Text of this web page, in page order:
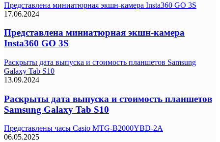
Представлена миниатюрная экшн-камера Insta360 GO 3S
17.06.2024
Представлена миниатюрная экшн-камера
Insta360 GO 3S
Раскрыты дата выпуска и стоимость планшетов Samsung
Galaxy Tab S10
13.09.2024
Раскрыты дата выпуска и стоимость планшетов
Samsung Galaxy Tab S10
Представлены часы Casio MTG-B2000YBD-2A
06.05.2025